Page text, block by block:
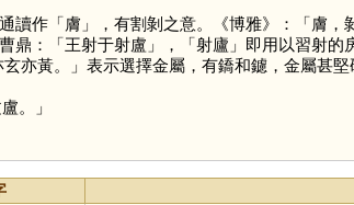
讀作「膚 」，有割剝之意。《博雅》：「膚
鼎：「王射于射盧」，「射廬」即用以習射的
亦黃。」表示選擇金屬，有鐈和鑢，金屬甚堅
。」